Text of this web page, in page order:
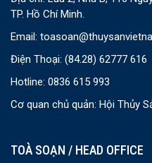
TP. Hồ Chí Minh.
Email:
Điện Thoại: (84.28) 62777 616
Hotline: 0836 615 993
Cơ quan chủ quản: Hội Thủy
TOÀ SOẠN / HEAD OFFICE